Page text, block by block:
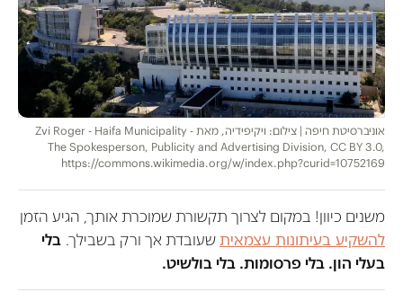
אוניברסיטת חיפה | צילום: ויקיפידיה, מאת Zvi Roger - Haifa Municipality -
The Spokesperson, Publicity and Advertising Division, CC BY 3.0,
https://commons.wikimedia.org/w/index.php?curid=10752169
משנים כיוון! במקום לצרוך תקשורת שמוכרת אותך, הגיע הזמן
להשקיע בעיתונות עצמאיתשעובדת אך ורק בשבילך. בלי
בעלי הון. בלי פרסומות. בלי בולשיט.